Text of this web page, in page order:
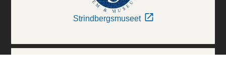
Strindbergsmuseet